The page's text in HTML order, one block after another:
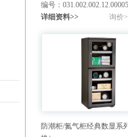
编号：031.002.002.12.00005
详细资料>>
询价
防潮柜/氮气柜经典数显系